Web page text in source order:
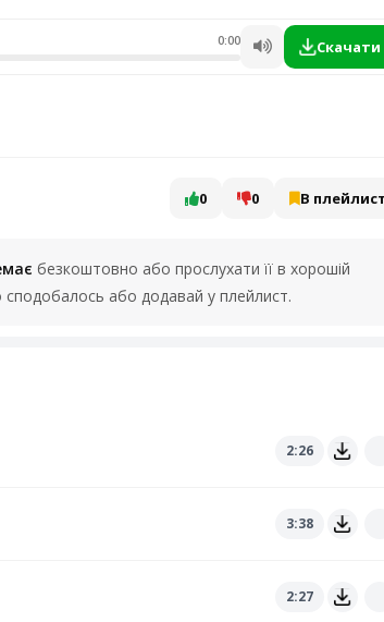
0:00 Скачати
0 0 В
безкоштовно або прослухати її в хорошій
або додавай у плейлист.
2:26
3:38
2:27